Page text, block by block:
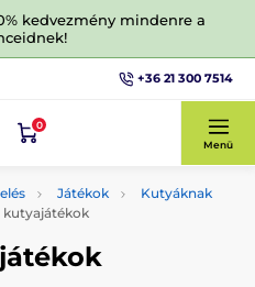
kedvezmény mindenre a
+36 21 300 7514
0
Menü
Játékok
Kutyáknak
kutyajátékok